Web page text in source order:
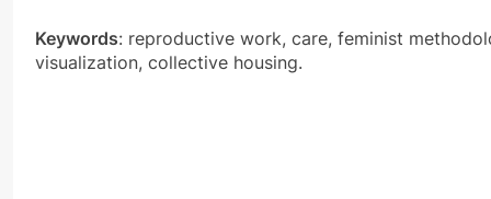
Keywords: reproductive work, care, feminist
visualization, collective housing.